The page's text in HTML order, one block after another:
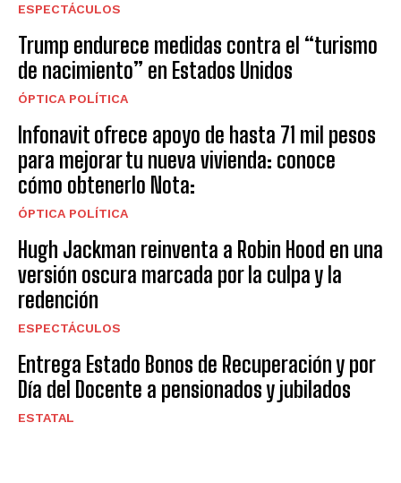
ESPECTÁCULOS
Trump endurece medidas contra el “turismo
de nacimiento” en Estados Unidos
ÓPTICA POLÍTICA
Infonavit ofrece apoyo de hasta 71 mil pesos
para mejorar tu nueva vivienda: conoce
cómo obtenerlo Nota:
ÓPTICA POLÍTICA
Hugh Jackman reinventa a Robin Hood en una
versión oscura marcada por la culpa y la
redención
ESPECTÁCULOS
Entrega Estado Bonos de Recuperación y por
Día del Docente a pensionados y jubilados
ESTATAL